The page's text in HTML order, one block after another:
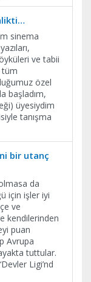
sinema
ve tabii
tüm
özel
başladım,
üyesiydim
tanışma
bir utanç
da
için işler iyi
ve
kendilerinden
puan
Avrupa
tuttular.
Ligi’nd